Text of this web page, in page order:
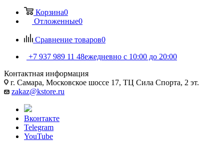
Корзина0
Отложенные0
Сравнение товаров0
+7 937 989 11 48ежедневно с 10:00 до 20:00
Контактная информация
г. Самара, Московское шоссе 17, ТЦ Сила Спорта, 2 эт.
zakaz@kstore.ru
Вконтакте
Telegram
YouTube